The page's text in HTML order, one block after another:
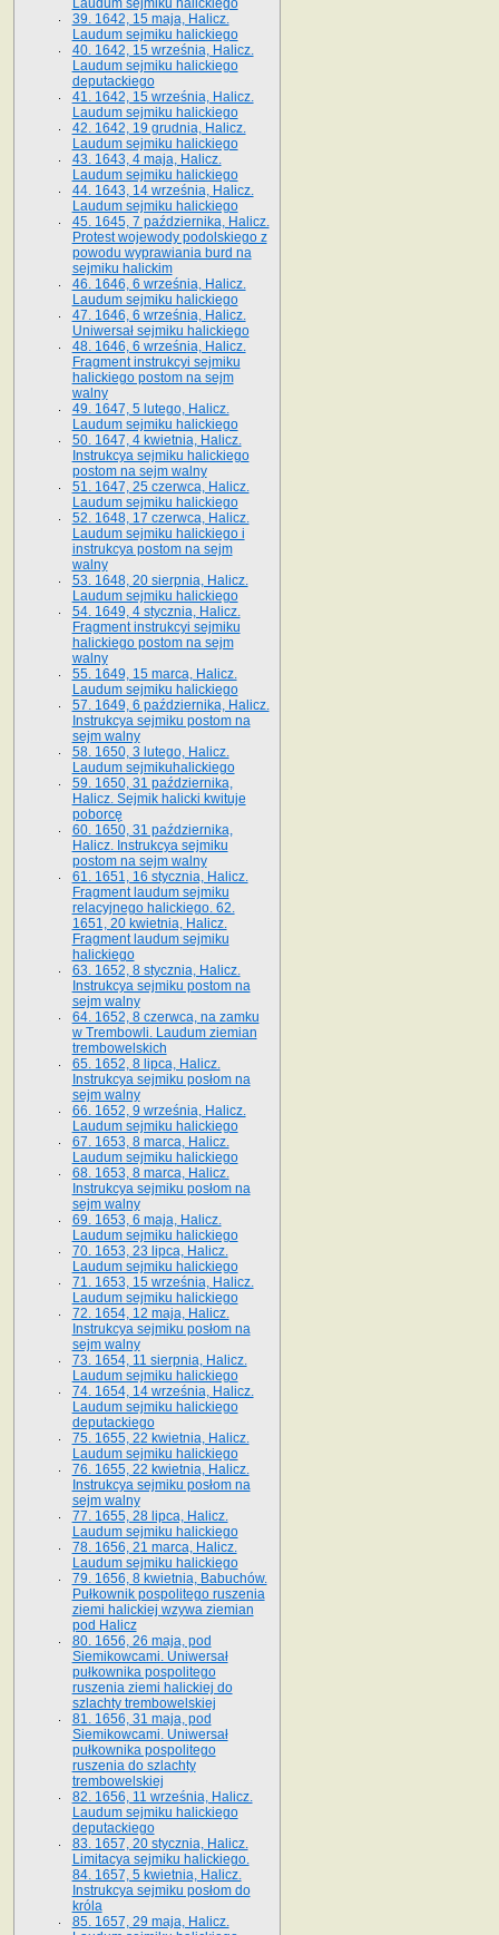
Laudum sejmiku halickiego
39. 1642, 15 maja, Halicz.
Laudum sejmiku halickiego
40. 1642, 15 września, Halicz.
Laudum sejmiku halickiego
deputackiego
41. 1642, 15 września, Halicz.
Laudum sejmiku halickiego
42. 1642, 19 grudnia, Halicz.
Laudum sejmiku halickiego
43. 1643, 4 maja, Halicz.
Laudum sejmiku halickiego
44. 1643, 14 września, Halicz.
Laudum sejmiku halickiego
45. 1645, 7 października, Halicz.
Protest wojewody podolskiego z
powodu wyprawiania burd na
sejmiku halickim
46. 1646, 6 września, Halicz.
Laudum sejmiku halickiego
47. 1646, 6 września, Halicz.
Uniwersał sejmiku halickiego
48. 1646, 6 września, Halicz.
Fragment instrukcyi sejmiku
halickiego postom na sejm
walny
49. 1647, 5 lutego, Halicz.
Laudum sejmiku halickiego
50. 1647, 4 kwietnia, Halicz.
Instrukcya sejmiku halickiego
postom na sejm walny
51. 1647, 25 czerwca, Halicz.
Laudum sejmiku halickiego
52. 1648, 17 czerwca, Halicz.
Laudum sejmiku halickiego i
instrukcya postom na sejm
walny
53. 1648, 20 sierpnia, Halicz.
Laudum sejmiku halickiego
54. 1649, 4 stycznia, Halicz.
Fragment instrukcyi sejmiku
halickiego postom na sejm
walny
55. 1649, 15 marca, Halicz.
Laudum sejmiku halickiego
57. 1649, 6 października, Halicz.
Instrukcya sejmiku postom na
sejm walny
58. 1650, 3 lutego, Halicz.
Laudum sejmikuhalickiego
59. 1650, 31 października,
Halicz. Sejmik halicki kwituje
poborcę
60. 1650, 31 października,
Halicz. Instrukcya sejmiku
postom na sejm walny
61. 1651, 16 stycznia, Halicz.
Fragment laudum sejmiku
relacyjnego halickiego. 62.
1651, 20 kwietnia, Halicz.
Fragment laudum sejmiku
halickiego
63. 1652, 8 stycznia, Halicz.
Instrukcya sejmiku postom na
sejm walny
64. 1652, 8 czerwca, na zamku
w Trembowli. Laudum ziemian
trembowelskich
65. 1652, 8 lipca, Halicz.
Instrukcya sejmiku posłom na
sejm walny
66. 1652, 9 września, Halicz.
Laudum sejmiku halickiego
67. 1653, 8 marca, Halicz.
Laudum sejmiku halickiego
68. 1653, 8 marca, Halicz.
Instrukcya sejmiku posłom na
sejm walny
69. 1653, 6 maja, Halicz.
Laudum sejmiku halickiego
70. 1653, 23 lipca, Halicz.
Laudum sejmiku halickiego
71. 1653, 15 września, Halicz.
Laudum sejmiku halickiego
72. 1654, 12 maja, Halicz.
Instrukcya sejmiku posłom na
sejm walny
73. 1654, 11 sierpnia, Halicz.
Laudum sejmiku halickiego
74. 1654, 14 września, Halicz.
Laudum sejmiku halickiego
deputackiego
75. 1655, 22 kwietnia, Halicz.
Laudum sejmiku halickiego
76. 1655, 22 kwietnia, Halicz.
Instrukcya sejmiku posłom na
sejm walny
77. 1655, 28 lipca, Halicz.
Laudum sejmiku halickiego
78. 1656, 21 marca, Halicz.
Laudum sejmiku halickiego
79. 1656, 8 kwietnia, Babuchów.
Pułkownik pospolitego ruszenia
ziemi halickiej wzywa ziemian
pod Halicz
80. 1656, 26 maja, pod
Siemikowcami. Uniwersał
pułkownika pospolitego
ruszenia ziemi halickiej do
szlachty trembowelskiej
81. 1656, 31 maja, pod
Siemikowcami. Uniwersał
pułkownika pospolitego
ruszenia do szlachty
trembowelskiej
82. 1656, 11 września, Halicz.
Laudum sejmiku halickiego
deputackiego
83. 1657, 20 stycznia, Halicz.
Limitacya sejmiku halickiego.
84. 1657, 5 kwietnia, Halicz.
Instrukcya sejmiku posłom do
króla
85. 1657, 29 maja, Halicz.